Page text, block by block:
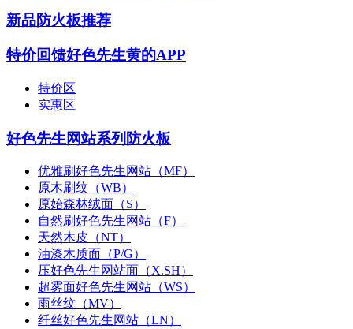
新品防火板推荐
特价回馈好色先生黄的APP
特价区
实惠区
好色先生网站系列防火板
优雅刷好色先生网站（MF）
原木刷纹（WB）
原始森林绒面（S）
自然刷好色先生网站（F）
天然木皮（NT）
油漆木质面（P/G）
压好色先生网站面（X.SH）
超雾面好色先生网站（WS）
雨丝纹（MV）
纤丝好色先生网站（LN）